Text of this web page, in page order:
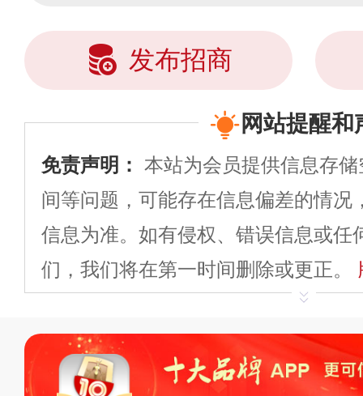
发布招商
网站提醒和
免责声明： 本站为会员提供信息存
间等问题，可能存在信息偏差的情况
信息为准。如有侵权、错误信息或任
们，我们将在第一时间删除或更正。
平台自有内容（文字
标、LOGO 等）知识产权归本站所
复制、转载、商用。本站不生产产